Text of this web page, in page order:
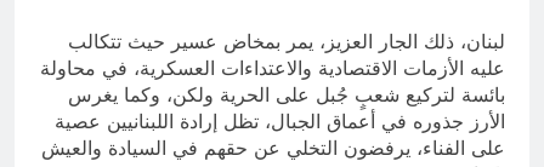
​لبنان، ذلك الجار العزيز، يمر بمخاض عسير حيث تتكالب
عليه الأزمات الاقتصادية والاعتداءات العسكرية، في محاولة
بائسة لتركيع شعبٍ جُبل على الحرية ولكن، وكما يغرس
الأرز جذوره في أعماق الجبال، تظل إرادة اللبنانيين عصية
على الفناء، يرفضون التخلي عن حقهم في السيادة والعيش